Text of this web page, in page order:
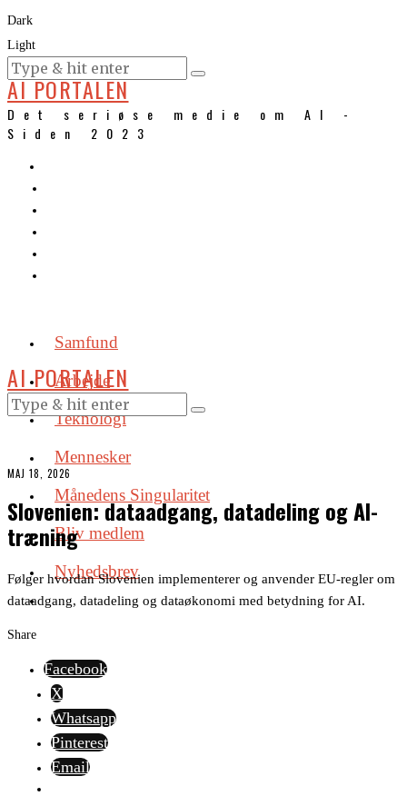
Dark
Light
KURSER
AI PORTALEN
Det seriøse medie om AI -
Siden 2023
Samfund
Arbejde
Teknologi
Mennesker
Månedens Singularitet
Bliv medlem
Nyhedsbrev
AI PORTALEN
MAJ 18, 2026
Slovenien: dataadgang, datadeling og AI-
træning
Følger hvordan Slovenien implementerer og anvender EU-regler om
dataadgang, datadeling og dataøkonomi med betydning for AI.
Share
Facebook
X
Whatsapp
Pinterest
Email